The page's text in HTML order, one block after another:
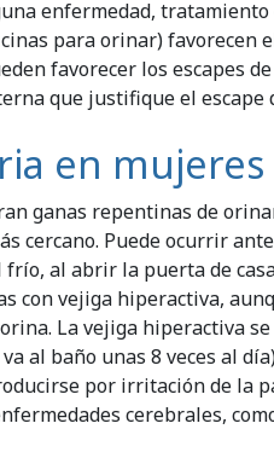
enfermedad, tratamiento
para orinar) favorecen
favorecer los escapes
que justifique el escape
en mujeres
ganas repentinas de
cercano. Puede ocurrir
al abrir la puerta de
con vejiga hiperactiva,
La vejiga hiperactiva se
al baño unas 8 veces al
por irritación de la
cerebrales,